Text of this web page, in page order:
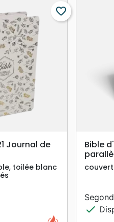
RAPIDE
favorite_border
Journal de
toilée blanc
Bible
check